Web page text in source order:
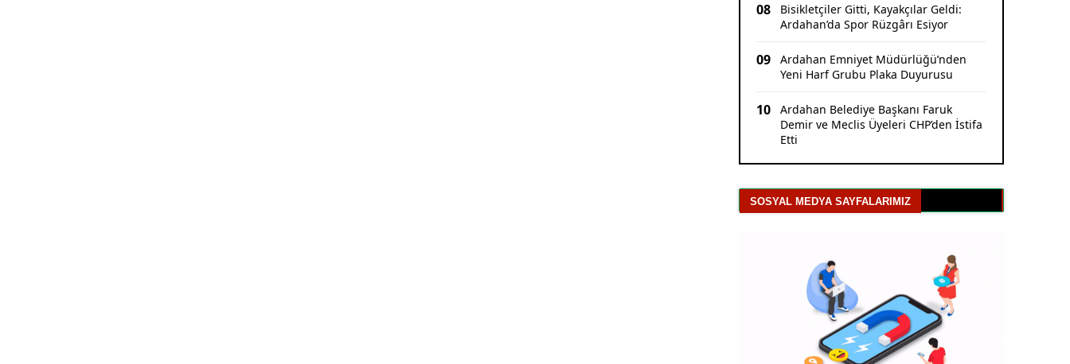
08
Bisikletçiler Gitti, Kayakçılar Geldi:
Ardahan’da Spor Rüzgârı Esiyor
09
Ardahan Emniyet Müdürlüğü’nden
Yeni Harf Grubu Plaka Duyurusu
10
Ardahan Belediye Başkanı Faruk
Demir ve Meclis Üyeleri CHP’den İstifa
Etti
SOSYAL MEDYA SAYFALARIMIZ